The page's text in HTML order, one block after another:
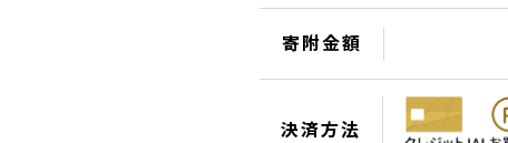
寄附金額
決済方法